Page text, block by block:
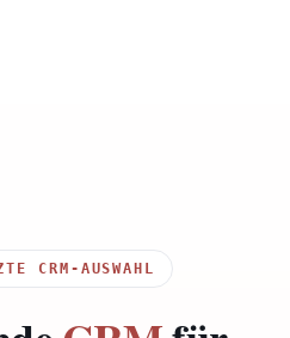
CRM-AUSWAHL